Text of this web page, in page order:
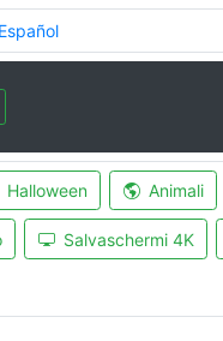
Español
Halloween Animali
Salvaschermi 4K